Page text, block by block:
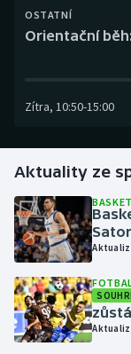
Florbal
Golf
Gymnastika
Házená
Jezdectví
Judo
Krasobruslení
OSTATNÍ
Orientační
Zítra, 10:50-15:00
Aktuality ze
FOTBAL